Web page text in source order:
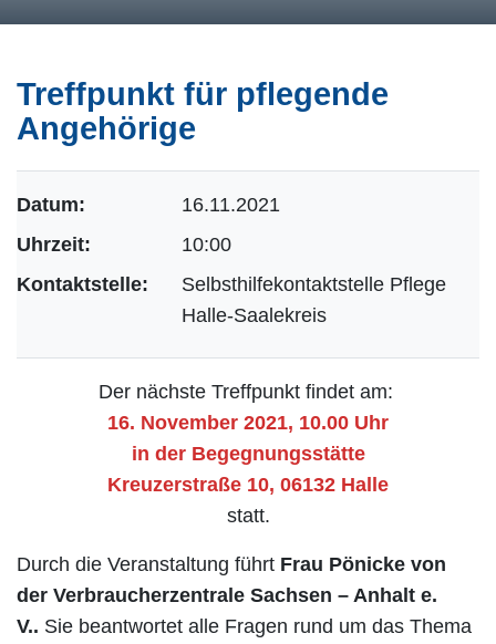
Treffpunkt für pflegende
Angehörige
Datum:
16.11.2021
Uhrzeit:
10:00
Kontaktstelle:
Selbsthilfekontaktstelle Pflege
Halle-Saalekreis
Der nächste Treffpunkt findet am:
16. November 2021, 10.00 Uhr
in der Begegnungsstätte
Kreuzerstraße 10, 06132 Halle
statt.
Durch die Veranstaltung führt Frau Pönicke von
der Verbraucherzentrale Sachsen – Anhalt e.
V.. Sie beantwortet alle Fragen rund um das Thema